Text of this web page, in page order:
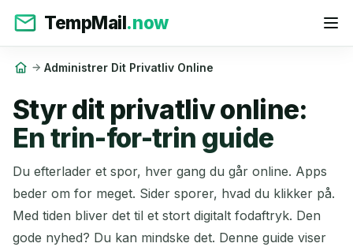
TempMail.now
Administrer Dit Privatliv Online
Styr dit privatliv online:
En trin-for-trin guide
Du efterlader et spor, hver gang du går online. Apps
beder om for meget. Sider sporer, hvad du klikker på.
Med tiden bliver det til et stort digitalt fodaftryk. Den
gode nyhed? Du kan mindske det. Denne guide viser